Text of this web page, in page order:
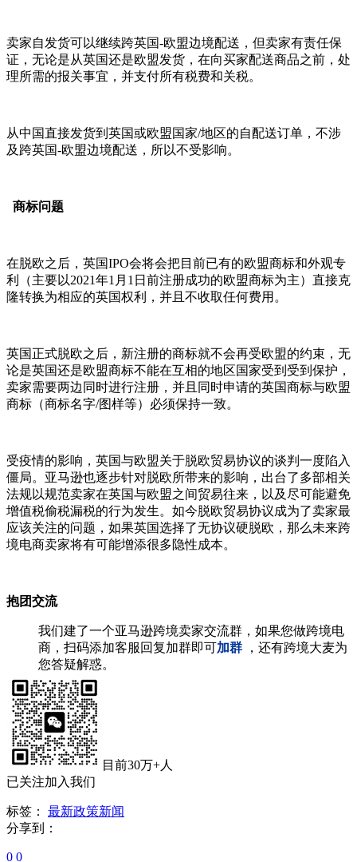
卖家自发货可以继续跨英国-欧盟边境配送，但卖家有责任保
证，无论是从英国还是欧盟发货，在向买家配送商品之前，处
理所需的报关事宜，并支付所有税费和关税。
从中国直接发货到英国或欧盟国家/地区的自配送订单，不涉
及跨英国-欧盟边境配送，所以不受影响。
商标问题
在脱欧之后，英国IPO会将会把目前已有的欧盟商标和外观专
利（主要以2021年1月1日前注册成功的欧盟商标为主）直接克
隆转换为相应的英国权利，并且不收取任何费用。
英国正式脱欧之后，新注册的商标就不会再受欧盟的约束，无
论是英国还是欧盟商标不能在互相的地区国家受到受到保护，
卖家需要两边同时进行注册，并且同时申请的英国商标与欧盟
商标（商标名字/图样等）必须保持一致。
受疫情的影响，英国与欧盟关于脱欧贸易协议的谈判一度陷入
僵局。亚马逊也逐步针对脱欧所带来的影响，出台了多部相关
法规以规范卖家在英国与欧盟之间贸易往来，以及尽可能避免
增值税偷税漏税的行为发生。如今脱欧贸易协议成为了卖家最
应该关注的问题，如果英国选择了无协议硬脱欧，那么未来跨
境电商卖家将有可能增添很多隐性成本。
抱团交流
我们建了一个亚马逊跨境卖家交流群，如果您做跨境电
商，扫码添加客服回复加群即可加群
，还有跨境大麦为
您答疑解惑。
目前30万+人
已关注加入我们
标签： 最新政策新闻
分享到：
0 0